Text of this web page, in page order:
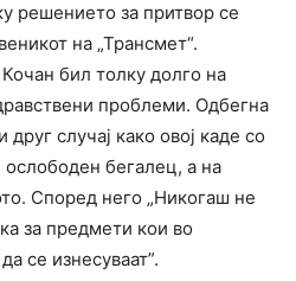
решението за притвор се
на „Трансмет“.
бил толку долго на
проблеми. Одбегна
случај како овој каде со
бегалец, а на
Според него „Никогаш не
за предмети кои во
се изнесуваат”.